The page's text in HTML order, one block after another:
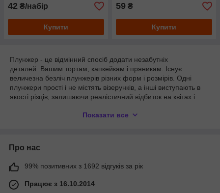
42 ₴/набір
Купити
59 ₴
Купити
Плунжер - це відмінний спосіб додати незабутніх
деталей Вашим тортам, капкейкам і пряникам. Існує
величезна безліч плунжерів різних форм і розмірів. Одні
плунжери прості і не містять візерунків, а інші виступають в
якості різців, залишаючи реалістичний відбиток на квітах і
особливо для новачків, які роблять перші кроки в
Показати все
Про нас
99% позитивних з 1692 відгуків за рік
Працює з 16.10.2014